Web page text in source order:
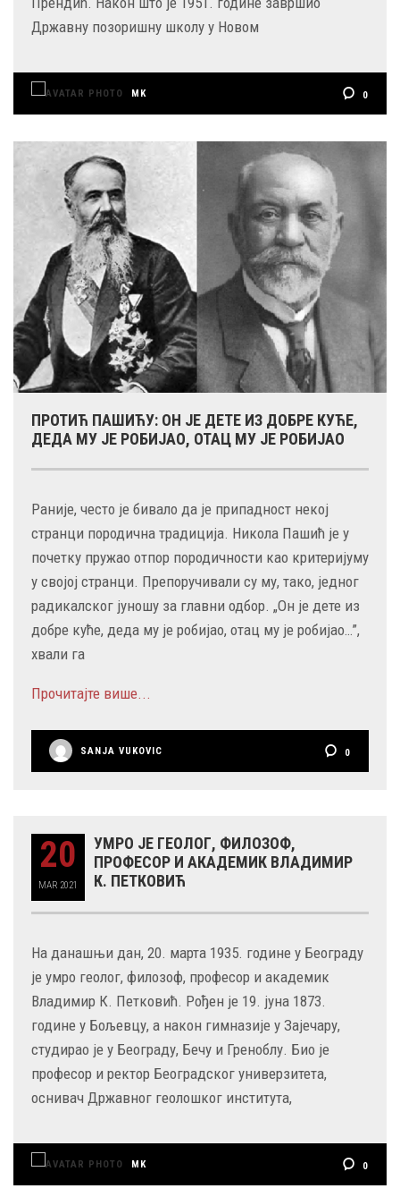
Државну позоришну школу у Новом
MK 0
ПРОТИЋ ПАШИЋУ: ОН ЈЕ ДЕТЕ ИЗ ДОБРЕ КУЋЕ,
ДЕДА МУ ЈЕ РОБИЈАО, ОТАЦ МУ ЈЕ РОБИЈАО
Раније, често је бивало да је припадност некој
странци породична традиција. Никола Пашић је у
почетку пружао отпор породичности као критеријуму
у својој странци. Препоручивали су му, тако, једног
радикалског јуношу за главни одбор. „Он је дете из
добре куће, деда му је робијао, отац му је робијао…”,
хвали га
Прочитајте више...
SANJA VUKOVIC 0
20
MAR 2021
УМРО ЈЕ ГЕОЛОГ, ФИЛОЗОФ,
ПРОФЕСОР И АКАДЕМИК ВЛАДИМИР
К. ПЕТКОВИЋ
На данашњи дан, 20. марта 1935. године у Београду
је умро геолог, филозоф, професор и академик
Владимир К. Петковић. Рођен је 19. јуна 1873.
године у Бољевцу, а након гимназије у Зајечару,
студирао је у Београду, Бечу и Греноблу. Био је
професор и ректор Београдског универзитета,
оснивач Државног геолошког института,
MK 0